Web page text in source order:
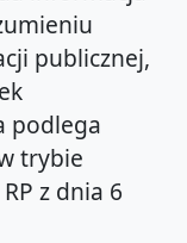
publicznej,
podlega
trybie
z dnia 6